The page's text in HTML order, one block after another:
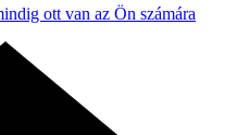
ott van az Ön számára